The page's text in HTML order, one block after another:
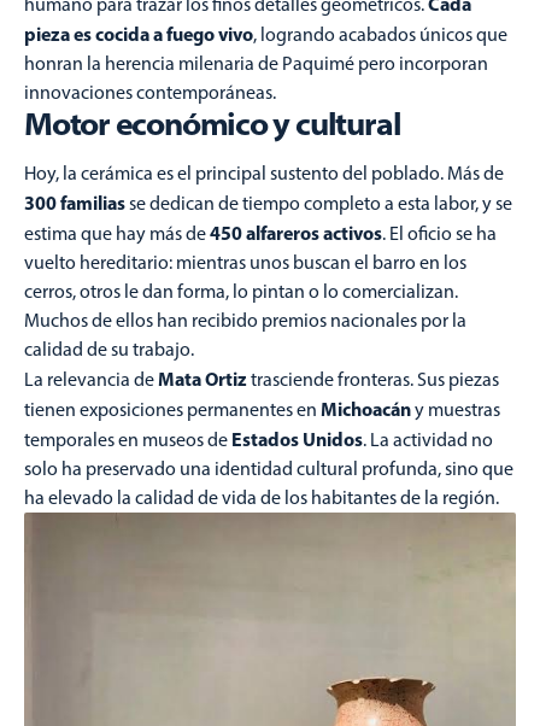
pieza es cocida a fuego vivo, logrando acabados únicos que
honran la herencia milenaria de Paquimé pero incorporan
innovaciones contemporáneas.
Motor económico y cultural
Hoy, la cerámica es el principal sustento del poblado. Más de
300 familiasse dedican de tiempo completo a esta labor, y se
estima que hay más de450 alfareros activos. El oficio se ha
vuelto hereditario: mientras unos buscan el barro en los
cerros, otros le dan forma, lo pintan o lo comercializan.
Muchos de ellos han recibido premios nacionales por la
calidad de su trabajo.
La relevancia de Mata Ortiztrasciende fronteras. Sus piezas
tienen exposiciones permanentes en Michoacány muestras
temporales en museos de Estados Unidos. La actividad no
solo ha preservado una identidad cultural profunda, sino que
ha elevado la calidad de vida de los habitantes de la región.